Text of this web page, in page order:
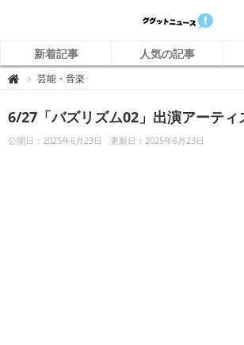
新着記事 人気の記事
 グ
ニ
ュ
ー
ス
芸能・音楽
6/27「バズリズム02」出演アーティ
公開日：2025年6月23日 更新日：2025年6月23日